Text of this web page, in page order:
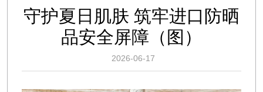
守护夏日肌肤 筑牢进口防晒
品安全屏障（图）
2026-06-17